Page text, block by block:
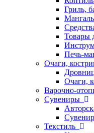
Гриль,
Товары
Печь-
Очаги,
Очаги,
Варочно-
Сувениры
Текстиль